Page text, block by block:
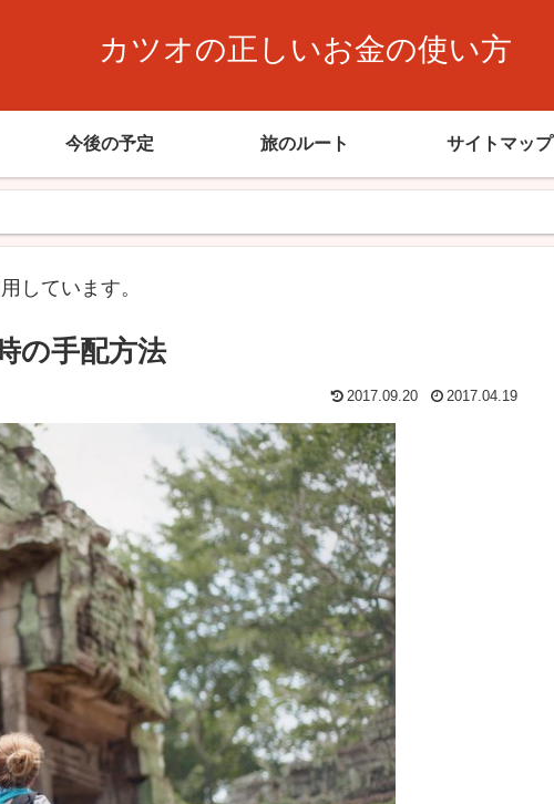
カツオの正しいお金の使い方
今後の予定 旅のルート サイトマップ
しています。
の手配方法
2017.09.20 2017.04.19